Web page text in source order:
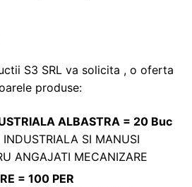
S3 SRL va solicita , o oferta
produse:
ALBASTRA = 20 Buc
INDUSTRIALA SI MANUSI
ANGAJATI MECANIZARE
= 100 PER